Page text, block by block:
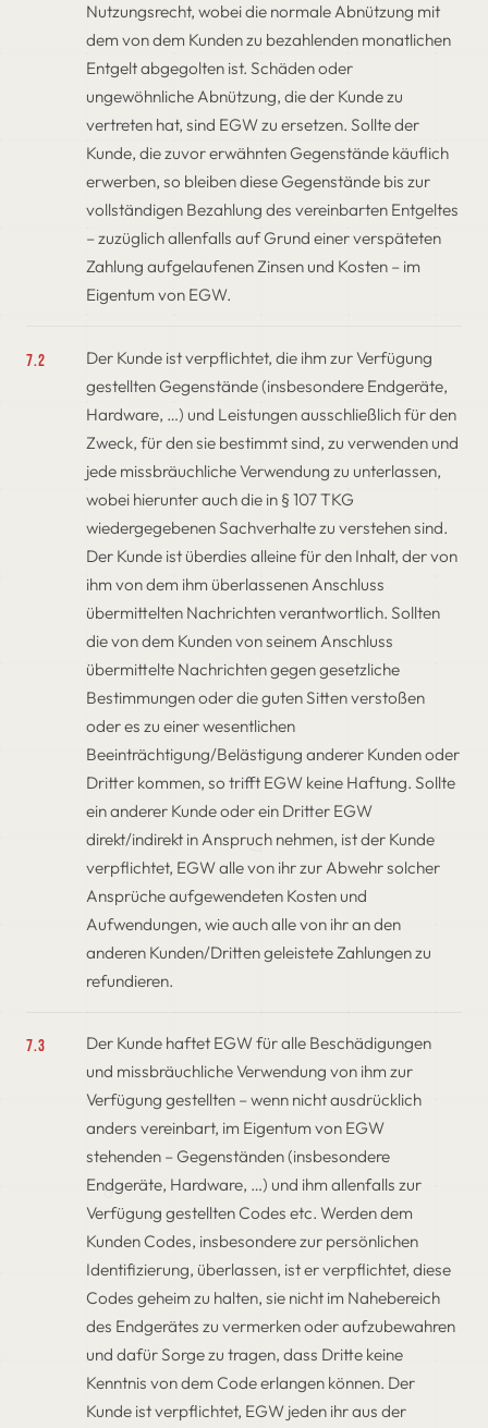
Nutzungsrecht, wobei die normale Abnützung mit
dem von dem Kunden zu bezahlenden monatlichen
Entgelt abgegolten ist. Schäden oder
ungewöhnliche Abnützung, die der Kunde zu
vertreten hat, sind EGW zu ersetzen. Sollte der
Kunde, die zuvor erwähnten Gegenstände käuflich
erwerben, so bleiben diese Gegenstände bis zur
vollständigen Bezahlung des vereinbarten Entgeltes
– zuzüglich allenfalls auf Grund einer verspäteten
Zahlung aufgelaufenen Zinsen und Kosten – im
Eigentum von EGW.
7.2
Der Kunde ist verpflichtet, die ihm zur Verfügung
gestellten Gegenstände (insbesondere Endgeräte,
Hardware, …) und Leistungen ausschließlich für den
Zweck, für den sie bestimmt sind, zu verwenden und
jede missbräuchliche Verwendung zu unterlassen,
wobei hierunter auch die in § 107 TKG
wiedergegebenen Sachverhalte zu verstehen sind.
Der Kunde ist überdies alleine für den Inhalt, der von
ihm von dem ihm überlassenen Anschluss
übermittelten Nachrichten verantwortlich. Sollten
die von dem Kunden von seinem Anschluss
übermittelte Nachrichten gegen gesetzliche
Bestimmungen oder die guten Sitten verstoßen
oder es zu einer wesentlichen
Beeinträchtigung/Belästigung anderer Kunden oder
Dritter kommen, so trifft EGW keine Haftung. Sollte
ein anderer Kunde oder ein Dritter EGW
direkt/indirekt in Anspruch nehmen, ist der Kunde
verpflichtet, EGW alle von ihr zur Abwehr solcher
Ansprüche aufgewendeten Kosten und
Aufwendungen, wie auch alle von ihr an den
anderen Kunden/Dritten geleistete Zahlungen zu
refundieren.
7.3
Der Kunde haftet EGW für alle Beschädigungen
und missbräuchliche Verwendung von ihm zur
Verfügung gestellten – wenn nicht ausdrücklich
anders vereinbart, im Eigentum von EGW
stehenden – Gegenständen (insbesondere
Endgeräte, Hardware, …) und ihm allenfalls zur
Verfügung gestellten Codes etc. Werden dem
Kunden Codes, insbesondere zur persönlichen
Identifizierung, überlassen, ist er verpflichtet, diese
Codes geheim zu halten, sie nicht im Nahebereich
des Endgerätes zu vermerken oder aufzubewahren
und dafür Sorge zu tragen, dass Dritte keine
Kenntnis von dem Code erlangen können. Der
Kunde ist verpflichtet, EGW jeden ihr aus der